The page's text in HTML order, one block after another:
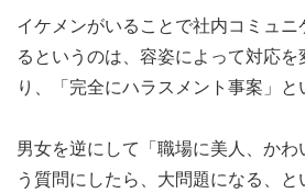
イケメンがいることで社内コミュ
るというのは、容姿によって対応
り、「完全にハラスメント事案」と
男女を逆にして「職場に美人、か
う質問にしたら、大問題になる、